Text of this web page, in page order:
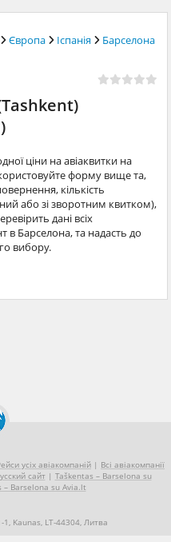
Європа Іспанія
Барселона
ціни на авіаквитки на
форму вище та,
кількість
або зі зворотним квитком),
дані всіх
в Барселона, та надасть до
вибору.
усіх авіакомпаній | Всі авіакомпанії
сайт| Taškentas – Barselona su
– Barselona su Avia.lt
Kaunas, LT-44304, Литва